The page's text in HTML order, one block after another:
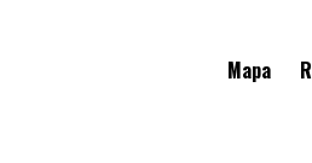
Mapa